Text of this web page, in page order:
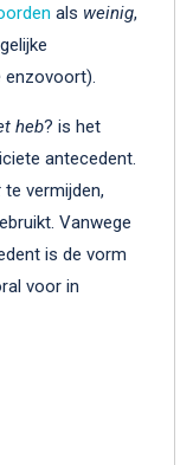
als weinig,
enzovoort).
heb? is het
antecedent.
te vermijden,
Vanwege
is de vorm
voor in